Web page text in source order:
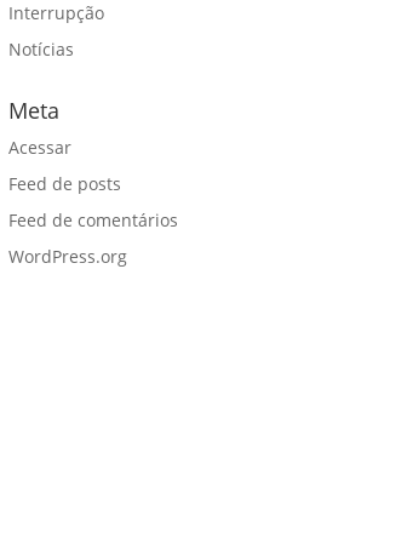
Interrupção
Notícias
Meta
Acessar
Feed de posts
Feed de comentários
WordPress.org